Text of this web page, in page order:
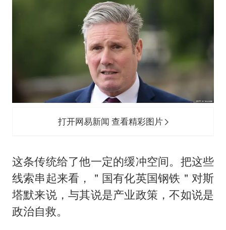
打开网易新闻 查看精彩图片
这条传统给了他一定的缓冲空间。把这些
线索串起来看，＂国有化英国钢铁＂对斯
塔默来说，与其说是产业政策，不如说是
政治自救。